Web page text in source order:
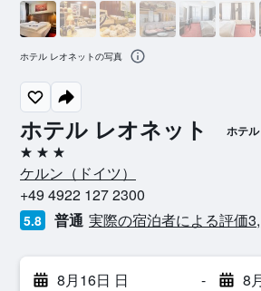
ホテル レオネット ホテル
3つ星
ケルン​（ドイツ​）​
+49 4922 127 2300
5.8 普通 実際の宿泊者による評価
8月16日 日 - 8
ホテル レオネットの写真